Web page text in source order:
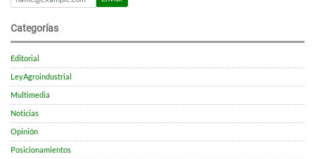
Categorías
Editorial
LeyAgroindustrial
Multimedia
Noticias
Opinión
Posicionamientos